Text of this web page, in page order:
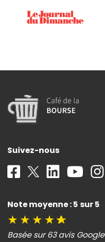
Suivez-nous
Note moyenne : 5 sur 5
★ ★ ★ ★★
Basée sur 63 avis Google